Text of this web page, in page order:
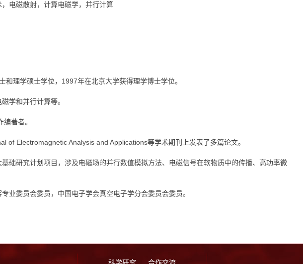
电磁散射，计算电磁学，并行计算
理学硕士学位，1997年在北京大学获得理学博士学位。
学和并行计算等。
著者。
of Electromagnetic Analysis and Applications等学术期刊上发表了多篇论文。
础研究计划项目，涉及电磁场的并行数值模拟方法、电磁信号在软物质中的传播、高功率微
业委员会委员，中国电子学会真空电子学分会委员会委员。